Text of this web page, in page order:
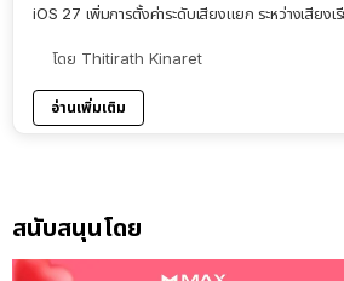
iOS 27 เพิ่มการตั้งค่าระดับเสียงแยก ระหว่างเสียง
โดย Thitirath Kinaret
อ่านเพิ่มเติม
สนับสนุนโดย